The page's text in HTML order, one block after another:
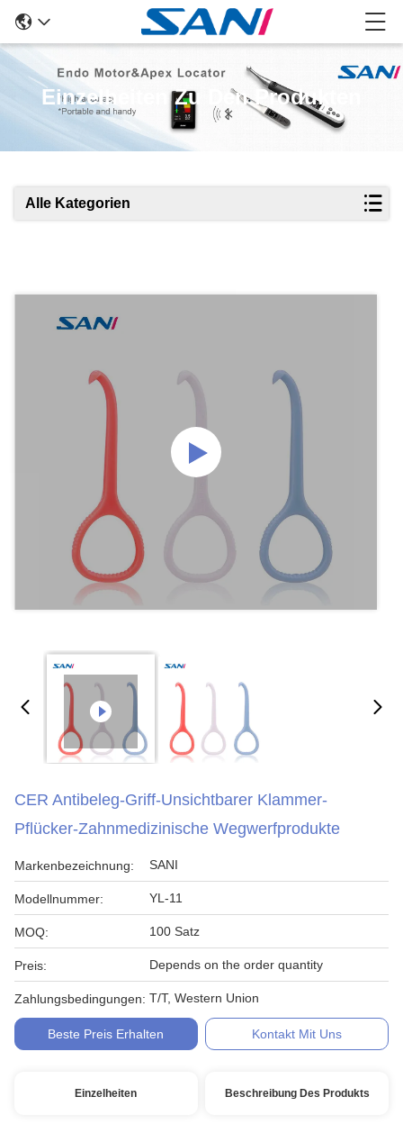
Einzelheiten Zu Den Produkten
Alle Kategorien
CER Antibeleg-Griff-Unsichtbarer Klammer-
Pflücker-Zahnmedizinische Wegwerfprodukte
Markenbezeichnung: SANI
Modellnummer: YL-11
MOQ: 100 Satz
Preis: Depends on the order quantity
Zahlungsbedingungen: T/T, Western Union
Beste Preis Erhalten Kontakt Mit Uns
Einzelheiten Beschreibung Des Produkts